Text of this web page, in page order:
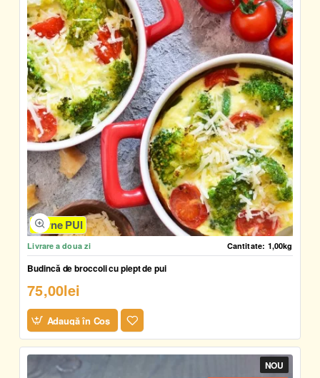
Carne PUI
Livrare a doua zi Cantitate: 1,00kg
Budincă de broccoli cu piept de pui
75,00lei
Adaugă în Coş
NOU